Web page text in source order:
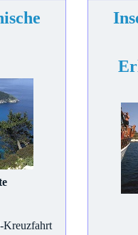
Kreuzfahrt